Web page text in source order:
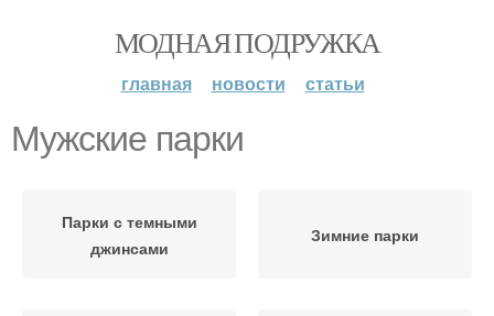
МОДНАЯ ПОДРУЖКА
главная новости статьи
Мужские парки
Парки с темными
джинсами
Зимние парки